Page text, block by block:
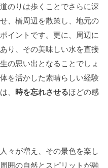
のりは歩くことでさらに深
、橋周辺を散策し、地元の
イントです。更に、周辺に
り、その美味しい水を直接
の思い出となることでしょ
を活かした素晴らしい経験
、 時を忘れさせるほどの感
々が増え、その景色を楽し
囲の自然とスピリットが融